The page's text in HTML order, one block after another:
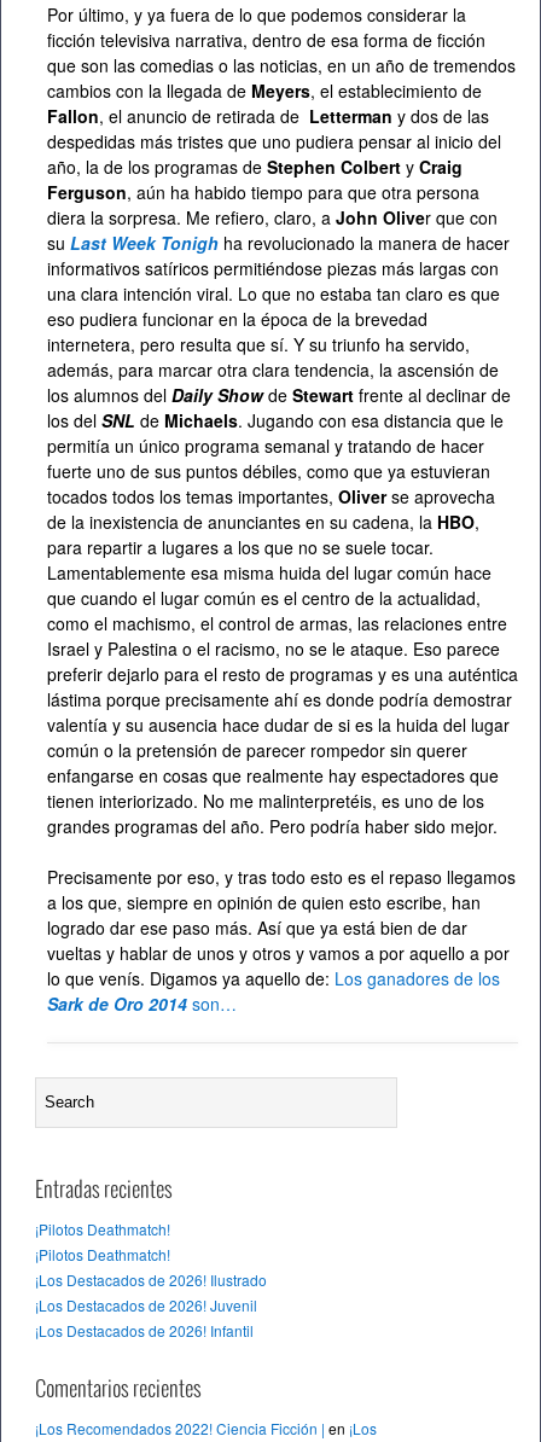
Por último, y ya fuera de lo que podemos considerar la
ficción televisiva narrativa, dentro de esa forma de ficción
que son las comedias o las noticias, en un año de tremendos
cambios con la llegada de Meyers, el establecimiento de
Fallon, el anuncio de retirada de Letterman y dos de las
despedidas más tristes que uno pudiera pensar al inicio del
año, la de los programas de Stephen Colbert y Craig
Ferguson, aún ha habido tiempo para que otra persona
diera la sorpresa. Me refiero, claro, a John Oliver que con
su Last Week Tonigh ha revolucionado la manera de hacer
informativos satíricos permitiéndose piezas más largas con
una clara intención viral. Lo que no estaba tan claro es que
eso pudiera funcionar en la época de la brevedad
internetera, pero resulta que sí. Y su triunfo ha servido,
además, para marcar otra clara tendencia, la ascensión de
los alumnos del Daily Showde Stewart frente al declinar de
los del SNL de Michaels. Jugando con esa distancia que le
permitía un único programa semanal y tratando de hacer
fuerte uno de sus puntos débiles, como que ya estuvieran
tocados todos los temas importantes, Oliverse aprovecha
de la inexistencia de anunciantes en su cadena, la HBO,
para repartir a lugares a los que no se suele tocar.
Lamentablemente esa misma huida del lugar común hace
que cuando el lugar común es el centro de la actualidad,
como el machismo, el control de armas, las relaciones entre
Israel y Palestina o el racismo, no se le ataque. Eso parece
preferir dejarlo para el resto de programas y es una auténtica
lástima porque precisamente ahí es donde podría demostrar
valentía y su ausencia hace dudar de si es la huida del lugar
común o la pretensión de parecer rompedor sin querer
enfangarse en cosas que realmente hay espectadores que
tienen interiorizado. No me malinterpretéis, es uno de los
grandes programas del año. Pero podría haber sido mejor.
Precisamente por eso, y tras todo esto es el repaso llegamos
a los que, siempre en opinión de quien esto escribe, han
logrado dar ese paso más. Así que ya está bien de dar
vueltas y hablar de unos y otros y vamos a por aquello a por
lo que venís. Digamos ya aquello de: Los ganadores de los
Sark de Oro 2014 son…
Entradas recientes
¡Pilotos Deathmatch!
¡Pilotos Deathmatch!
¡Los Destacados de 2026! Ilustrado
¡Los Destacados de 2026! Juvenil
¡Los Destacados de 2026! Infantil
Comentarios recientes
¡Los Recomendados 2022! Ciencia Ficción | en ¡Los